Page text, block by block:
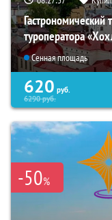
Гастрономический
туроператора
Сенная площадь
620 руб.
6290руб.
-50%